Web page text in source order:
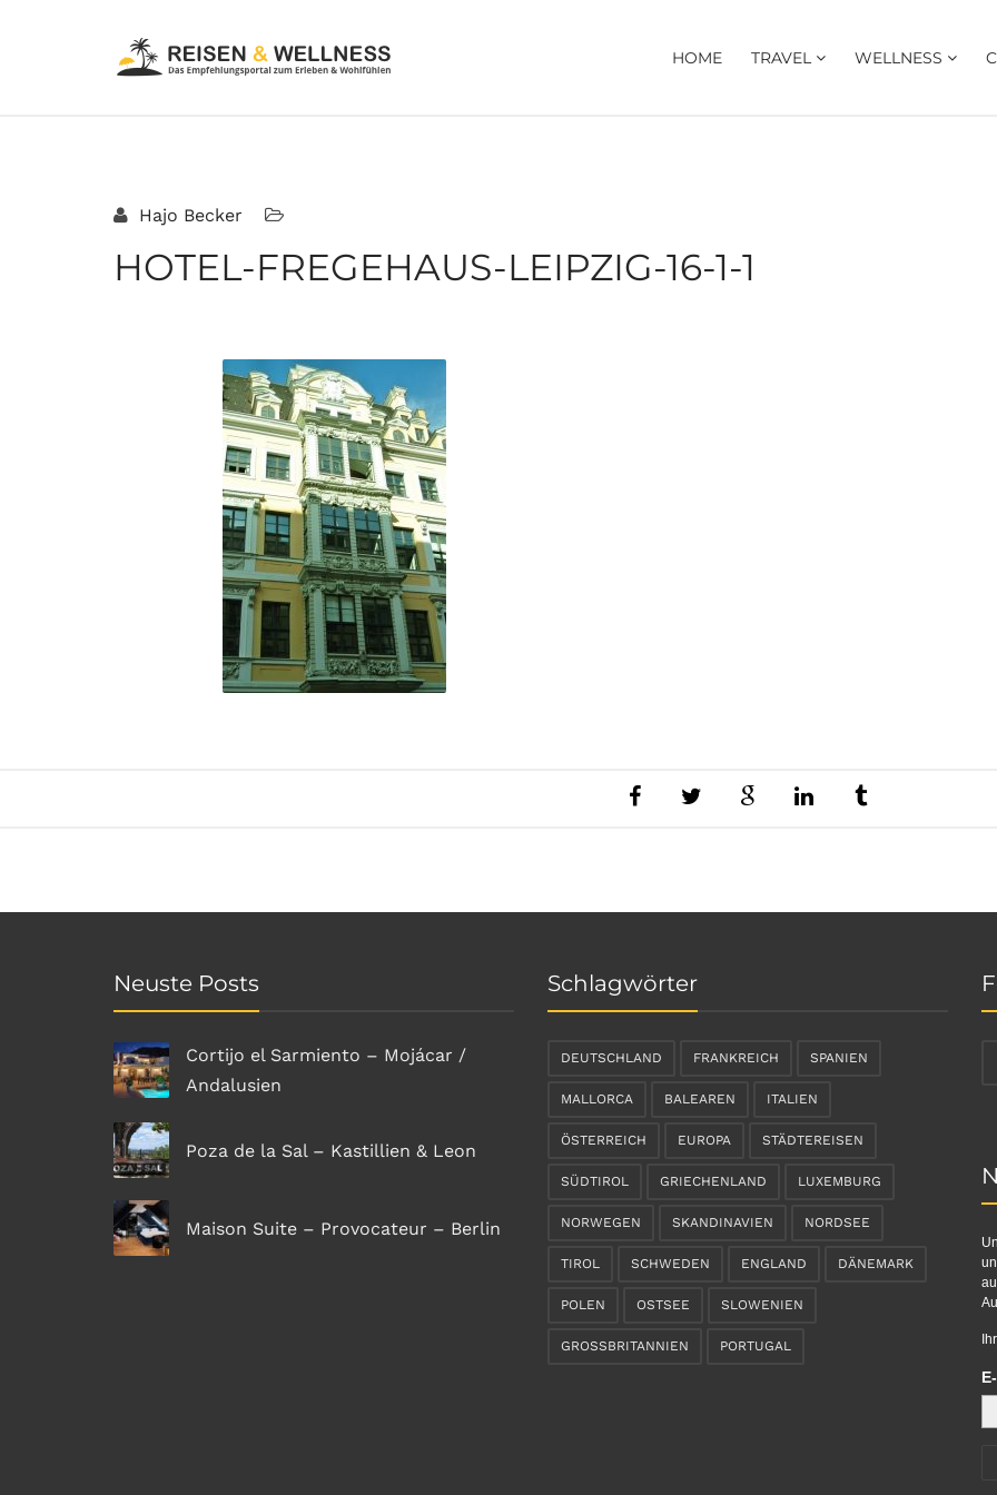
HOME TRAVEL WELLNESS
Hajo Becker
HOTEL-FREGEHAUS-LEIPZIG-16-1-1
Neuste Posts
Cortijo el Sarmiento – Mojácar /
Andalusien
Poza de la Sal – Kastillien & Leon
Maison Suite – Provocateur – Berlin
Schlagwörter
DEUTSCHLAND FRANKREICH SPANIEN
MALLORCA BALEAREN ITALIEN
ÖSTERREICH EUROPA STÄDTEREISEN
SÜDTIROL GRIECHENLAND LUXEMBURG
NORWEGEN SKANDINAVIEN NORDSEE
TIROL SCHWEDEN ENGLAND DÄNEMARK
POLEN OSTSEE SLOWENIEN
GROSSBRITANNIEN PORTUGAL